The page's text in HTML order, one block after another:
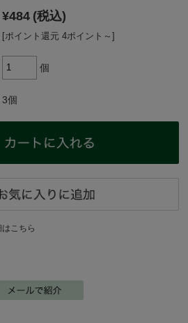
¥484 (税込)
[ポイント還元 4ポイント～]
個
3個
こちら